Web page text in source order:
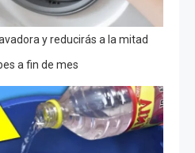
y reducirás a la mitad
a fin de mes